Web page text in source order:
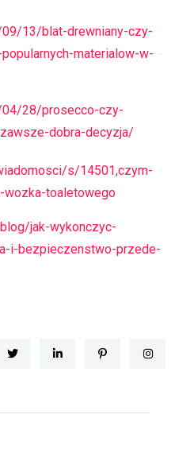
13/blat-drewniany-czy-
materialow-w-
28/prosecco-czy-
dobra-decyzja/
s/14501,czym-
toaletowego
jak-wykonczyc-
i-bezpieczenstwo-przede-